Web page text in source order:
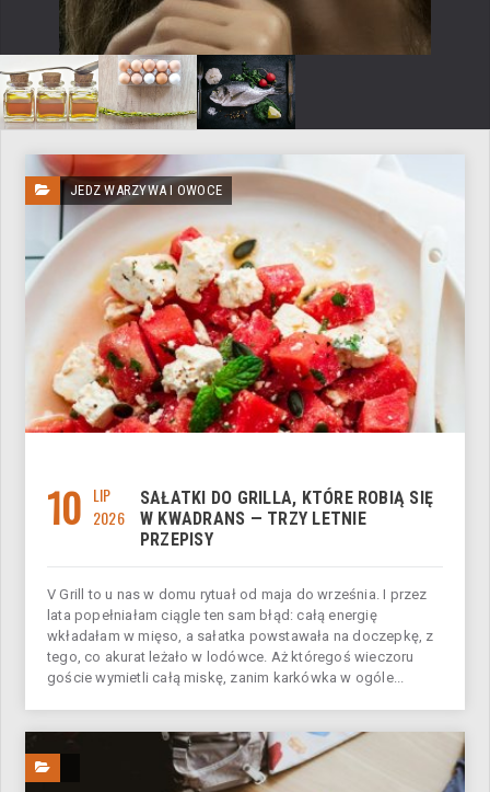
JEDZ WARZYWA I OWOCE
10 LIP
2026
SAŁATKI DO GRILLA, KTÓRE ROBIĄ SIĘ
W KWADRANS — TRZY LETNIE
PRZEPISY
V Grill to u nas w domu rytuał od maja do września. I przez
lata popełniałam ciągle ten sam błąd: całą energię
wkładałam w mięso, a sałatka powstawała na doczepkę, z
tego, co akurat leżało w lodówce. Aż któregoś wieczoru
goście wymietli całą miskę, zanim karkówka w ogóle...